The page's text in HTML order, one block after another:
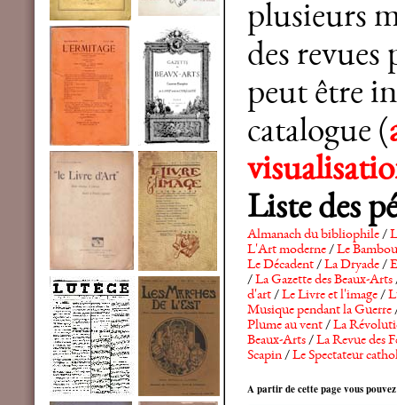
plusieurs
des revues
peut être
catalogue (
Liste des
Almanach du bibliophile/
L'Art moderne/Le Bambou
Le Décadent/La Dryade/
/La Gazette des Beaux-Arts
d'art/Le Livre et l'image/
Musique pendant la Guerre
Plume au vent/La
Beaux-Arts/La Revue des
Scapin/Le Spectateur
A partir de cette page vous